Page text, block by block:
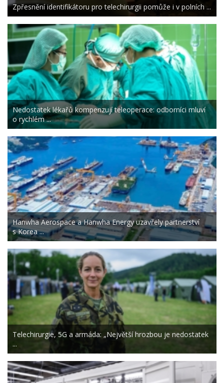
Zpřesnění identifikátoru pro telechirurgii pomůže i v polních ...
Nedostatek lékařů kompenzují teleoperace: odborníci mluví
o rychlém ...
Hanwha Aerospace a Hanwha Energy uzavřely partnerství
s Korea ...
Telechirurgie, 5G a armáda: „Největší hrozbou je nedostatek
...